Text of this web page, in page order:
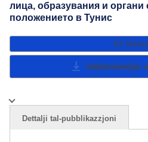
лица, образувания и органи
положението в Тунис
Kif
Iddawnlowdjar
Dettalji tal-pubblikazzjoni